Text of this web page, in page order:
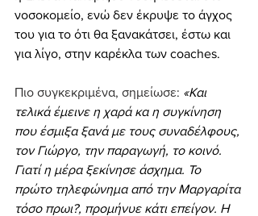
νοσοκομείο, ενώ δεν έκρυψε το άγχος
του για το ότι θα ξανακάτσει, έστω και
για λίγο, στην καρέκλα των coaches.
Πιο συγκεκριμένα, σημείωσε: «Και
τελικά έμεινε η χαρά κα η συγκίνηση
που έσμιξα ξανά με τους συναδέλφους,
τον Γιώργο, την παραγωγή, το κοινό.
Γιατί η μέρα ξεκίνησε άσχημα. Το
πρώτο τηλεφώνημα από την Μαργαρίτα
τόσο πρωι?, προμήνυε κάτι επείγον. Η